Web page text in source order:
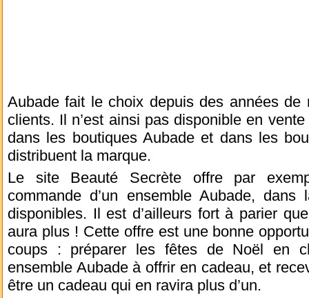
Aubade fait le choix depuis des années de
clients. Il n’est ainsi pas disponible en
dans les boutiques Aubade et dans les
distribuent la marque.
Le site Beauté Secrète offre par
commande d’un ensemble Aubade,
disponibles. Il est d’ailleurs fort à parier
aura plus ! Cette offre est une bonne
coups : préparer les fêtes de Noël en
ensemble Aubade à offrir en cadeau, et
être un cadeau qui en ravira plus d’un.